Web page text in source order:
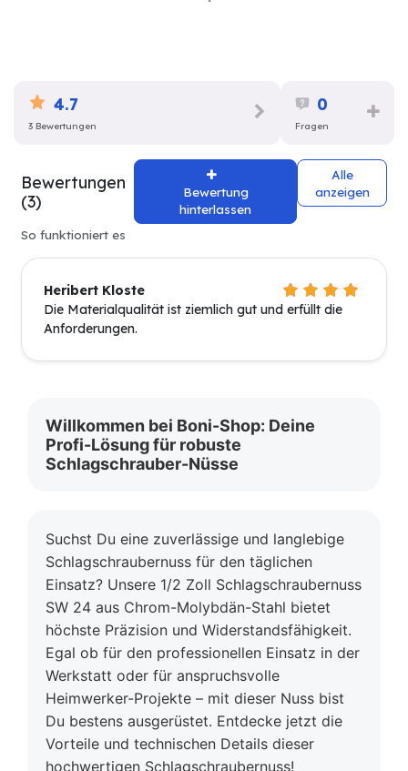
4.7
3 Bewertungen
0
Fragen
Bewertungen
(3)
Bewertung
hinterlassen
Alle
anzeigen
So funktioniert es
Heribert Kloste
Die Materialqualität ist ziemlich gut und erfüllt die
Anforderungen.
Willkommen bei Boni-Shop: Deine
Profi-Lösung für robuste
Schlagschrauber-Nüsse
Suchst Du eine zuverlässige und langlebige
Schlagschraubernuss für den täglichen
Einsatz? Unsere 1/2 Zoll Schlagschraubernuss
SW 24 aus Chrom-Molybdän-Stahl bietet
höchste Präzision und Widerstandsfähigkeit.
Egal ob für den professionellen Einsatz in der
Werkstatt oder für anspruchsvolle
Heimwerker-Projekte – mit dieser Nuss bist
Du bestens ausgerüstet. Entdecke jetzt die
Vorteile und technischen Details dieser
hochwertigen Schlagschraubernuss!